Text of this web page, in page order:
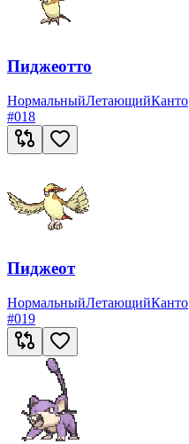
Пиджеотто
НормальныйЛетающийКанто
#018
Пиджеот
НормальныйЛетающийКанто
#019